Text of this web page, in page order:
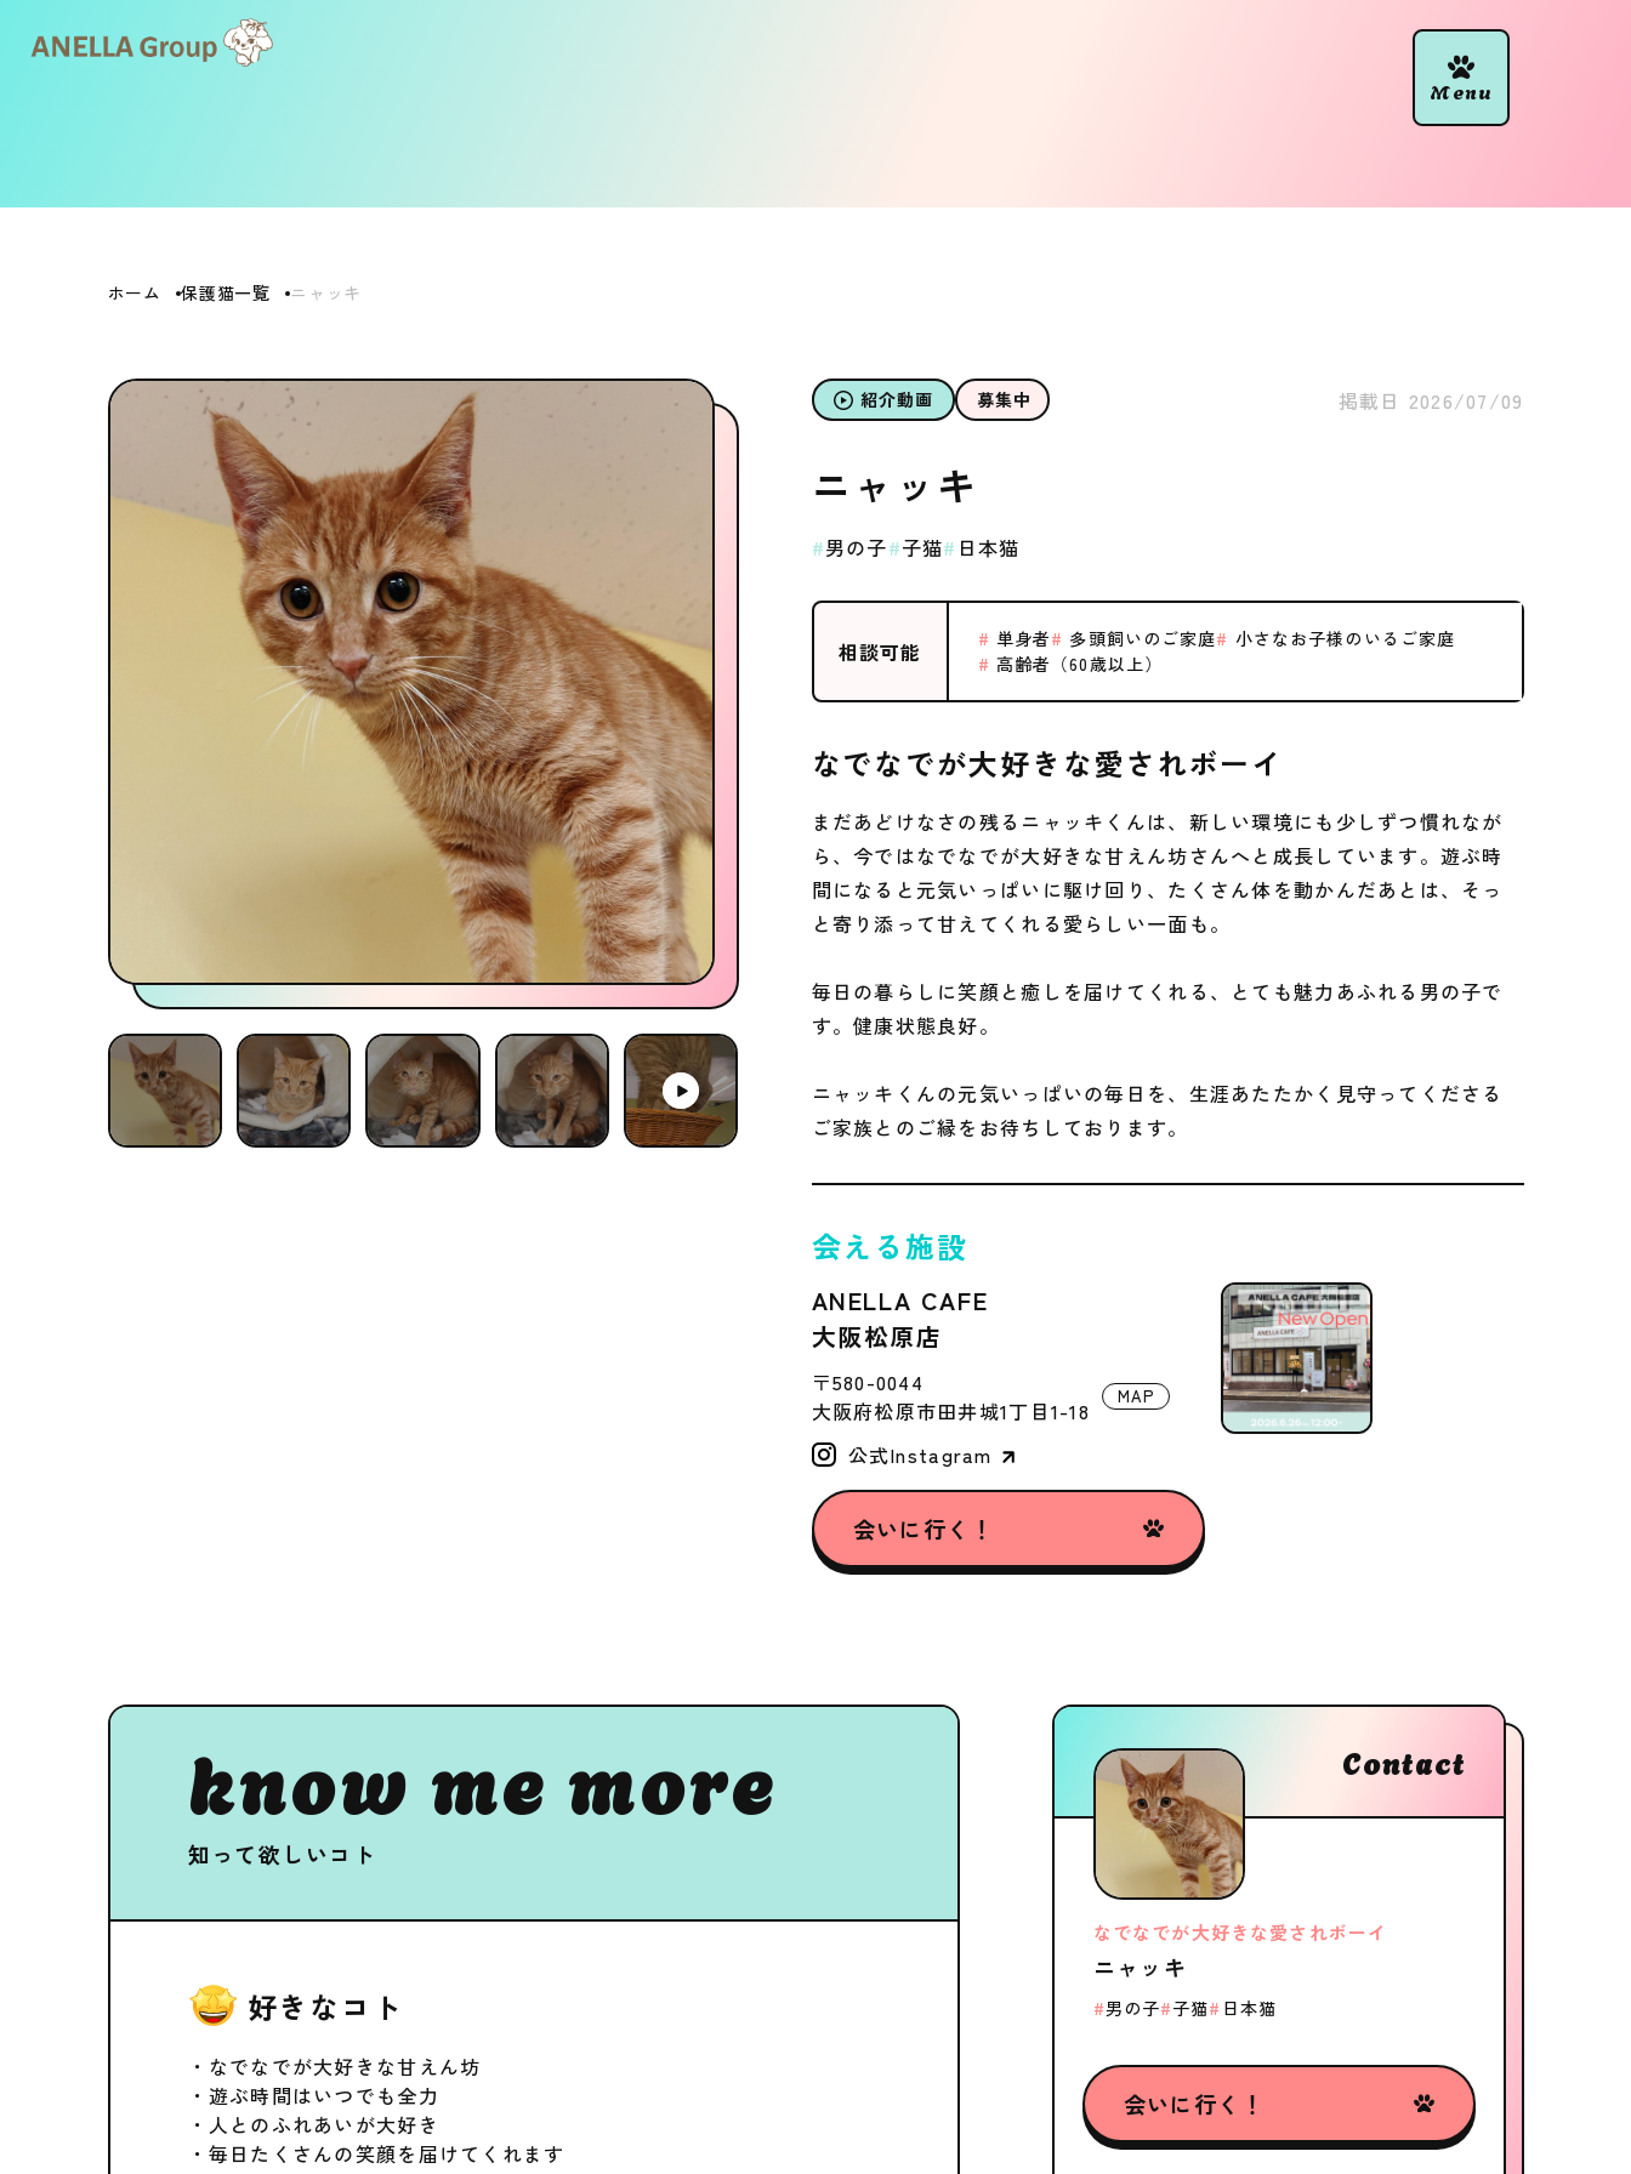
ホーム 保護猫一覧 ニャッキ
紹介動画 募集中 掲載日 2026/07/09
ニャッキ
男の子 子猫 日本猫
相談可能 単身者 多頭飼いのご家庭
小さなお子様のいるご家庭
高齢者（60歳以上）
なでなでが大好きな愛されボーイ
まだあどけなさの残るニャッキくんは、新しい環境にも少しずつ慣れなが
ら、今ではなでなでが大好きな甘えん坊さんへと成長しています。遊ぶ時
間になると元気いっぱいに駆け回り、たくさん体を動かんだあとは、そっ
と寄り添って甘えてくれる愛らしい一面も。
毎日の暮らしに笑顔と癒しを届けてくれる、とても魅力あふれる男の子で
す。健康状態良好。
ニャッキくんの元気いっぱいの毎日を、生涯あたたかく見守ってくださる
ご家族とのご縁をお待ちしております。
会える施設
ANELLA CAFE
大阪松原店
〒580-0044
大阪府松原市田井城1丁目1-18
MAP
公式Instagram
会いに行く！
know me more
知って欲しいコト
好きなコト
・なでなでが大好きな甘えん坊
・遊ぶ時間はいつでも全力
・人とのふれあいが大好き
・毎日たくさんの笑顔を届けてくれます
Contact
なでなでが大好きな愛されボーイ
ニャッキ
男の子 子猫 日本猫
会いに行く！